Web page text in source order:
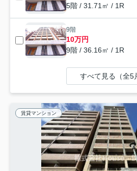
5階 / 31.71㎡ / 1R
9階
10万円
9階 / 36.16㎡ / 1R
すべて見る（全5
賃貸マンション